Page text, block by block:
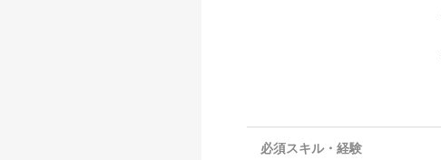
必須スキル・経験